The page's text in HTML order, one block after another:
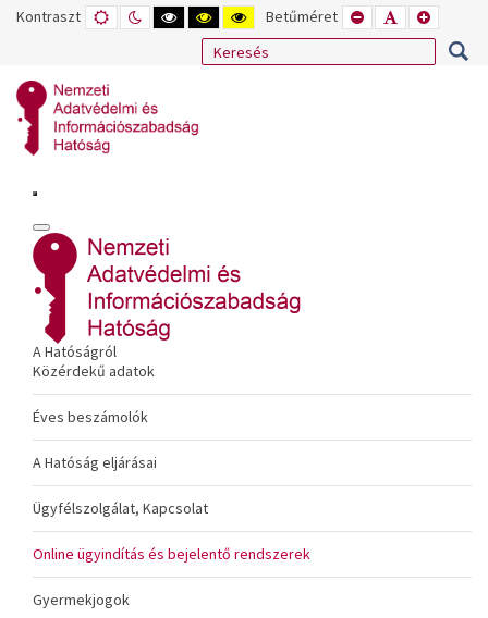
Kontraszt ALAPÉRTELMEZETT
MÓD
ÉJSZAKAI
MÓD
NAGY
KONTRASZTÚ
FEKETE-
FEHÉR
NAGY
KONTRASZTÚ
FEKETE
SÁRGA
NAGY
KONTRASZTÚ
SÁRGA
FEKETE
Betűméret KISEBB
BETŰTÍPUS
BEÁLLÍTÁSA
BETŰMÉRET
BEÁLLÍTÁSA
A Hatóságról
Közérdekű adatok
Éves beszámolók
A Hatóság eljárásai
Ügyfélszolgálat, Kapcsolat
Online ügyindítás és bejelentő rendszerek
Gyermekjogok